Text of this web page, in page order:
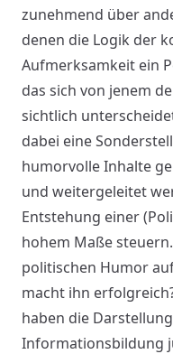
zunehmend über
denen die Logik der
Aufmerksamkeit ein
das sich von jenem
sichtlich
dabei eine
humorvolle Inhalte
und weitergeleitet
Entstehung einer
hohem Maße
politischen Humor
macht ihn
haben die
Informationsbildung